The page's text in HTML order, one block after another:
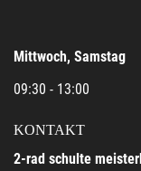
Mittwoch, Samstag
09:30 - 13:00
KONTAKT
2-rad schulte